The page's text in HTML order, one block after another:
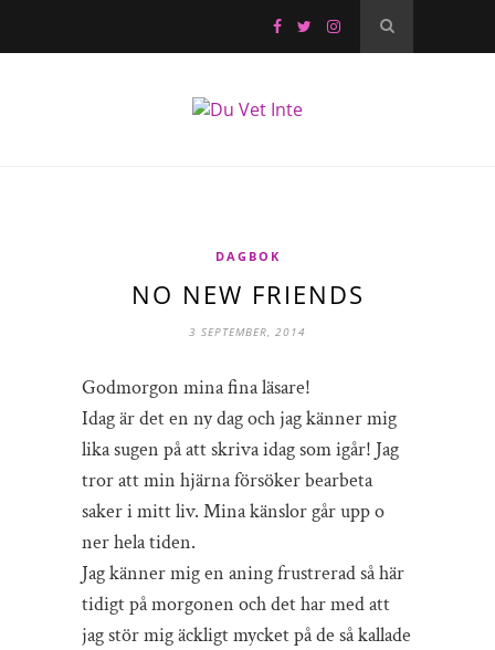
DAGBOK
NO NEW FRIENDS
3 SEPTEMBER, 2014
Godmorgon mina fina läsare!
Idag är det en ny dag och jag känner mig
lika sugen på att skriva idag som igår! Jag
tror att min hjärna försöker bearbeta
saker i mitt liv. Mina känslor går upp o
ner hela tiden.
Jag känner mig en aning frustrerad så här
tidigt på morgonen och det har med att
jag stör mig äckligt mycket på de så kallade